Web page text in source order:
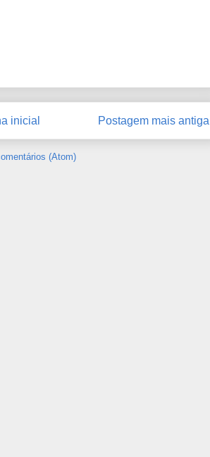
Postagem mais antiga
inicial
(Atom)